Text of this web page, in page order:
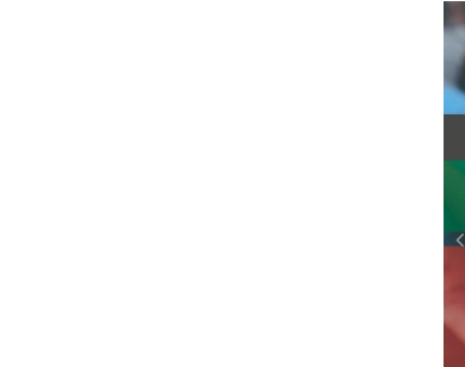
テクノロジー・ガジェット